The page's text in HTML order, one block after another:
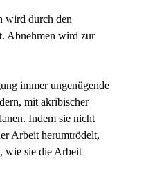
wird durch den
Abnehmen wird zur
immer ungenügende
mit akribischer
Indem sie nicht
Arbeit herumtrödelt,
wie sie die Arbeit